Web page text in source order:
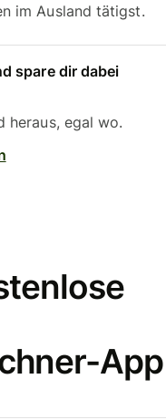
im Ausland tätigst.
spare dir dabei
heraus, egal wo.
App